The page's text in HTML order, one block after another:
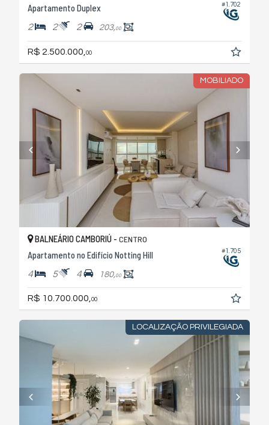
#1.702
Apartamento Duplex
2 2 2 203,00
R$ 2.500.000, 00
MOBILIADO
#1.705
BALNEÁRIO CAMBORIÚ - CENTRO
Apartamento no Edifício Notting Hill
4 5 4 180,00
R$ 10.700.000,00
LOCALIZAÇÃO PRIVILEGIADA